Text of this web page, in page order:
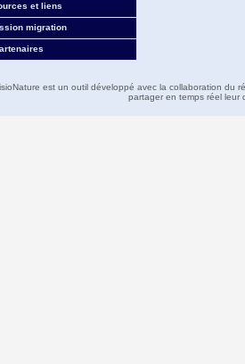
et liens
migration
est un outil développé avec la collaboration du
partager en temps réel leur